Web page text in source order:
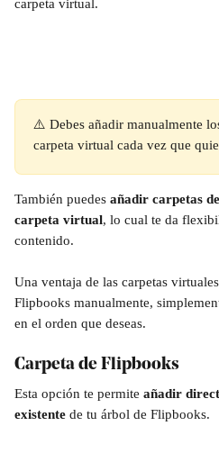
carpeta virtual.
⚠️ Debes añadir manualmente
carpeta virtual cada vez que
También puedes añadir carpetas
carpeta virtual, lo cual te da
contenido.
Una ventaja de las carpetas
Flipbooks manualmente,
en el orden que deseas.
Carpeta de Flipbooks
Esta opción te permite añadir
existente de tu árbol de Flipbooks.